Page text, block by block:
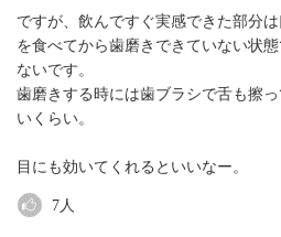
ですが、飲んですぐ実感できた部分
を食べてから歯磨きできていない状
ないです。
歯磨きする時には歯ブラシで舌も擦
いくらい。
目にも効いてくれるといいなー。
7人